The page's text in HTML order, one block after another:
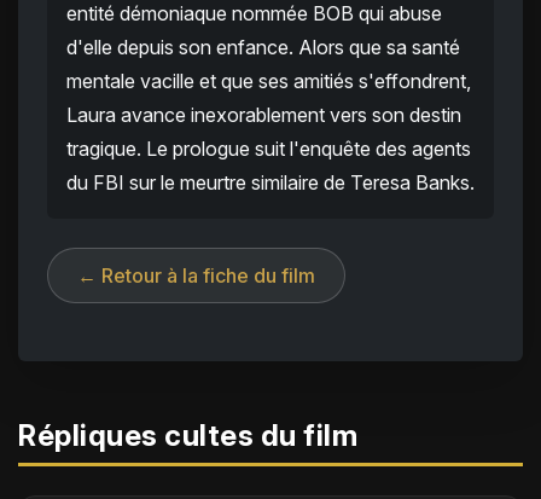
entité démoniaque nommée BOB qui abuse
d'elle depuis son enfance. Alors que sa santé
mentale vacille et que ses amitiés s'effondrent,
Laura avance inexorablement vers son destin
tragique. Le prologue suit l'enquête des agents
du FBI sur le meurtre similaire de Teresa Banks.
← Retour à la fiche du film
Répliques cultes du film